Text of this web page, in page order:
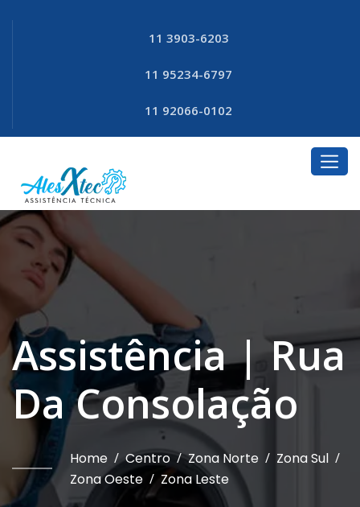
11 3903-6203
11 95234-6797
11 92066-0102
Assistência | Rua
Da Consolação
Home / Centro / Zona Norte / Zona Sul /
Zona Oeste / Zona Leste